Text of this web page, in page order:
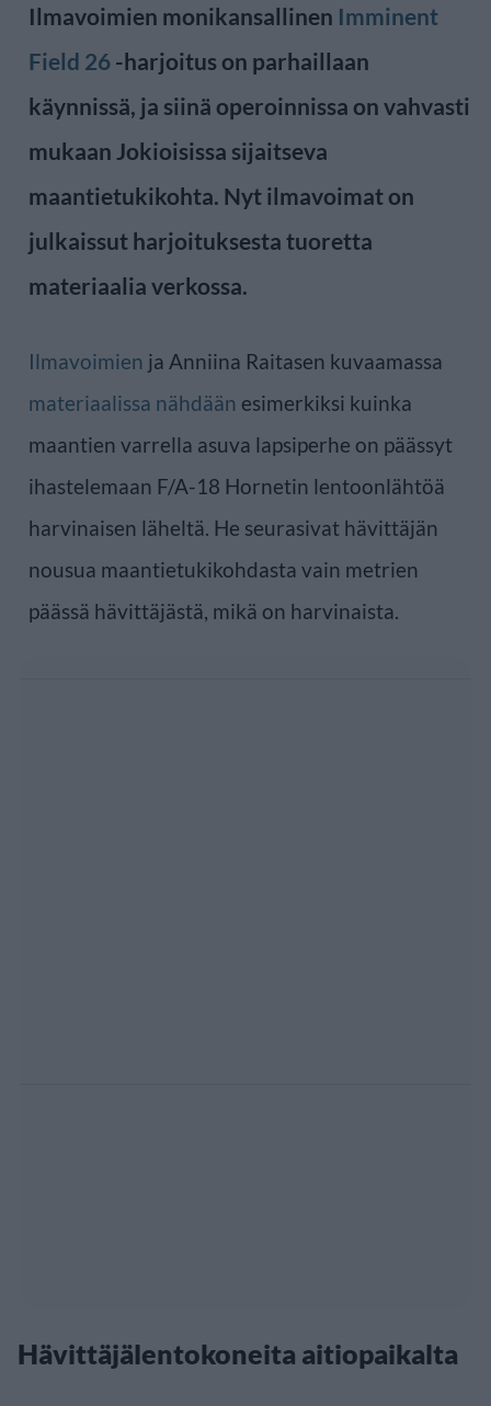
Ilmavoimien monikansallinen Imminent
Field 26 -harjoitus on parhaillaan
käynnissä, ja siinä operoinnissa on vahvasti
mukaan Jokioisissa sijaitseva
maantietukikohta. Nyt ilmavoimat on
julkaissut harjoituksesta tuoretta
materiaalia verkossa.
Ilmavoimien ja Anniina Raitasen kuvaamassa
materiaalissa nähdään esimerkiksi kuinka
maantien varrella asuva lapsiperhe on päässyt
ihastelemaan F/A-18 Hornetin lentoonlähtöä
harvinaisen läheltä. He seurasivat hävittäjän
nousua maantietukikohdasta vain metrien
päässä hävittäjästä, mikä on harvinaista.
Hävittäjälentokoneita aitiopaikalta